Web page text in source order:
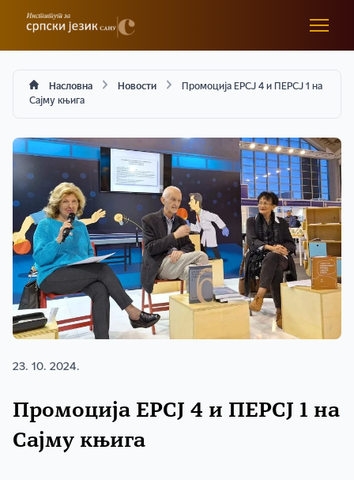
Насловна Новости
Промоција ЕРСЈ 4 и ПЕРСЈ 1 на
Сајму књига
23. 10. 2024.
Промоција ЕРСЈ 4 и ПЕРСЈ 1 на
Сајму књига